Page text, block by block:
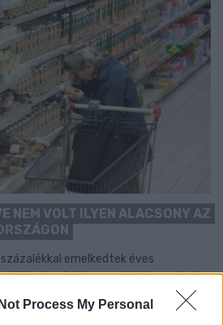
Process My Personal
NEM VOLT ILYEN ALACSONY AZ
emelkedtek éves
árak, miközben az élelmiszerek ára